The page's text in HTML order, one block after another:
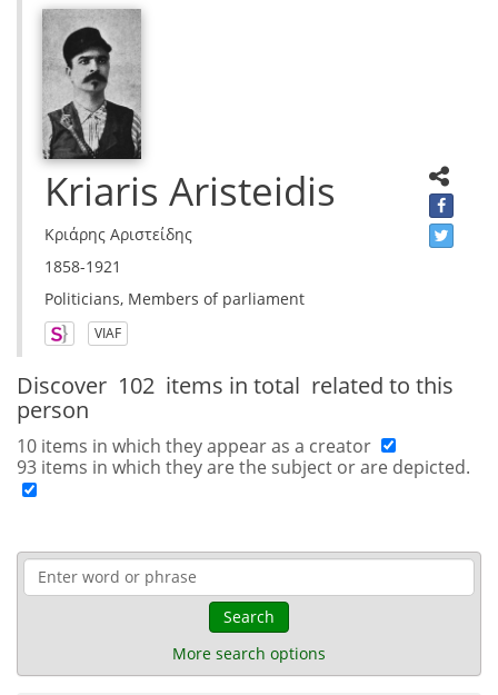
Kriaris Aristeidis
Κριάρης Αριστείδης
1858-1921
Politicians, Members of parliament
VIAF
Discover 102 items in total related to this
person
10 items in which they appear as a creator
93 items in which they are the subject or are depicted.
Search
More search options